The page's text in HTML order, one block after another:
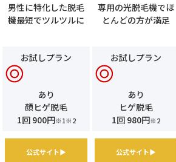
男性に特化した脱毛
機最短でツルツルに
専用の光脱毛機でほ
とんどの方が満足
お試しプラン
あり
顔ヒゲ脱毛
1回 900円※1※2
お試しプラン
あり
ヒゲ脱毛
1回 980円※2
公式サイト▶ 公式サイト▶